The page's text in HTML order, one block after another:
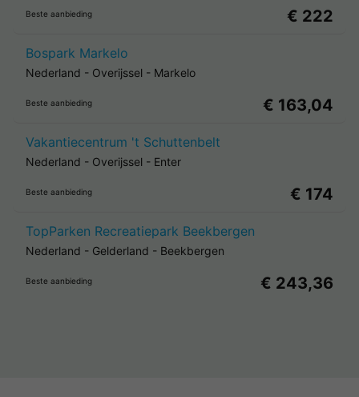
Beste aanbieding € 222
Bospark Markelo
Nederland - Overijssel - Markelo
Beste aanbieding € 163,04
Vakantiecentrum 't Schuttenbelt
Nederland - Overijssel - Enter
Beste aanbieding € 174
TopParken Recreatiepark Beekbergen
Nederland - Gelderland - Beekbergen
Beste aanbieding € 243,36